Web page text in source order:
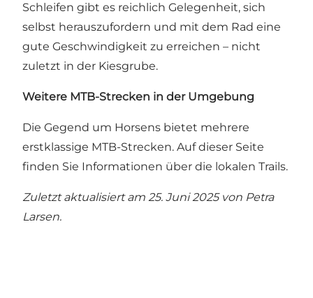
Schleifen gibt es reichlich Gelegenheit, sich
selbst herauszufordern und ​​mit dem Rad eine
gute Geschwindigkeit zu erreichen – nicht
zuletzt in der Kiesgrube.
Weitere MTB-Strecken in der Umgebung
Die Gegend um Horsens bietet mehrere
erstklassige MTB-Strecken. Auf dieser Seite
finden Sie Informationen über die lokalen Trails.
Zuletzt aktualisiert am 25. Juni 2025 von Petra
Larsen.